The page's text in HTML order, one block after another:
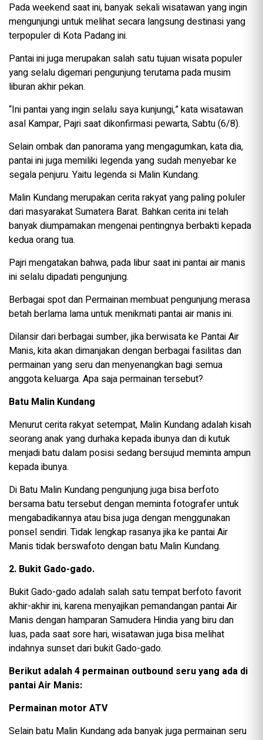
Pada weekend saat ini, banyak sekali wisatawan yang ingin
mengunjungi untuk melihat secara langsung destinasi yang
terpopuler di Kota Padang ini.
Pantai ini juga merupakan salah satu tujuan wisata populer
yang selalu digemari pengunjung terutama pada musim
liburan akhir pekan.
“Ini pantai yang ingin selalu saya kunjungi,” kata wisatawan
asal Kampar, Pajri saat dikonfirmasi pewarta, Sabtu (6/8).
Selain ombak dan panorama yang mengagumkan, kata dia,
pantai ini juga memiliki legenda yang sudah menyebar ke
segala penjuru. Yaitu legenda si Malin Kundang.
Malin Kundang merupakan cerita rakyat yang paling poluler
dari masyarakat Sumatera Barat. Bahkan cerita ini telah
banyak diumpamakan mengenai pentingnya berbakti kepada
kedua orang tua.
Pajri mengatakan bahwa, pada libur saat ini pantai air manis
ini selalu dipadati pengunjung.
Berbagai spot dan Permainan membuat pengunjung merasa
betah berlama lama untuk menikmati pantai air manis ini.
Dilansir dari berbagai sumber, jika berwisata ke Pantai Air
Manis, kita akan dimanjakan dengan berbagai fasilitas dan
permainan yang seru dan menyenangkan bagi semua
anggota keluarga. Apa saja permainan tersebut?
Batu Malin Kundang
Menurut cerita rakyat setempat, Malin Kundang adalah kisah
seorang anak yang durhaka kepada ibunya dan di kutuk
menjadi batu dalam posisi sedang bersujud meminta ampun
kepada ibunya.
Di Batu Malin Kundang pengunjung juga bisa berfoto
bersama batu tersebut dengan meminta fotografer untuk
mengabadikannya atau bisa juga dengan menggunakan
ponsel sendiri. Tidak lengkap rasanya jika ke pantai Air
Manis tidak berswafoto dengan batu Malin Kundang.
2. Bukit Gado-gado.
Bukit Gado-gado adalah salah satu tempat berfoto favorit
akhir-akhir ini, karena menyajikan pemandangan pantai Air
Manis dengan hamparan Samudera Hindia yang biru dan
luas, pada saat sore hari, wisatawan juga bisa melihat
indahnya sunset dari bukit Gado-gado.
Berikut adalah 4 permainan outbound seru yang ada di
pantai Air Manis:
Permainan motor ATV
Selain batu Malin Kundang ada banyak juga permainan seru